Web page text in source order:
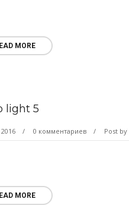
MORE
light 5
0 комментариев Post by
MORE